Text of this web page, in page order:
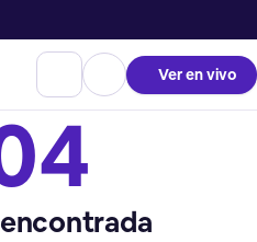
Ver en vivo